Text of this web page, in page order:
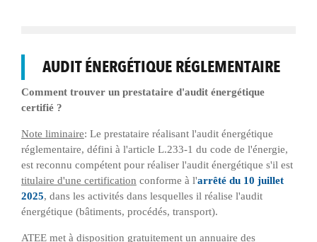
AUDIT ÉNERGÉTIQUE RÉGLEMENTAIRE
Comment trouver un prestataire d'audit énergétique
certifié ?
Note liminaire: Le prestataire réalisant l'audit énergétique
réglementaire, défini à l'article L.233-1 du code de l'énergie,
est reconnu compétent pour réaliser l'audit énergétique s'il est
titulaire d'une certification conforme à l'arrêté du 10 juillet
2025, dans les activités dans lesquelles il réalise l'audit
énergétique (bâtiments, procédés, transport).
ATEE met à disposition gratuitement un annuaire des